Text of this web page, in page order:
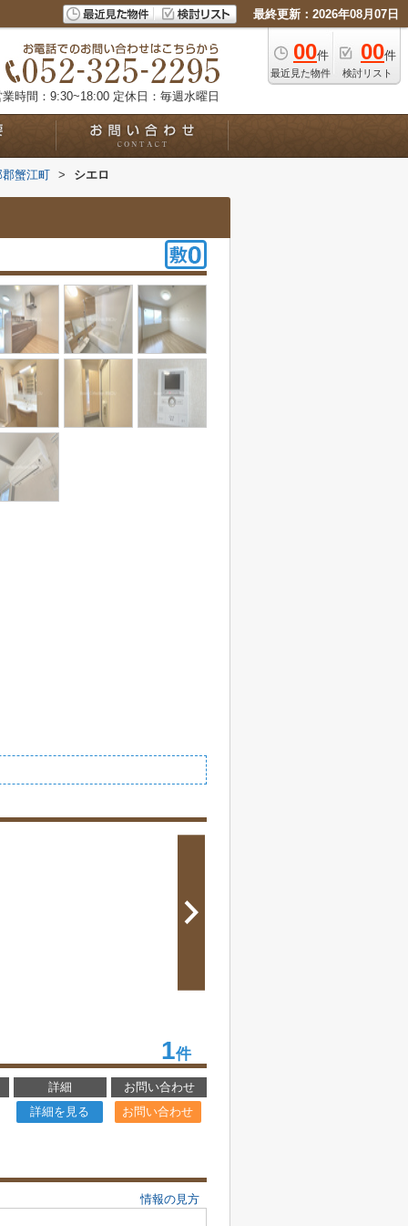
最終更新：2026年08月07日
00件
最近見た物件
00件
検討リスト
業時間：9:30~18:00 定休日：毎週水曜日
郡蟹江町 > シエロ
1件
詳細
お問い合わせ
詳細を見る お問い合わせ
情報の見方